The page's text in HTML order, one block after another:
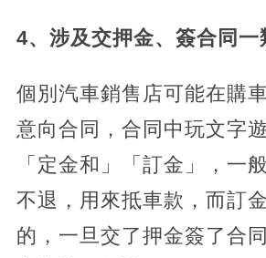
4、涉及交押金、簽合同一
個別汽車銷售店可能在購
意向合同，合同中玩文字
「定金和」「訂金」，一
不退，用來抵車款，而訂
的，一旦交了押金簽了合